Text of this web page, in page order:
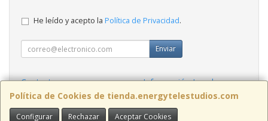
Política de Cookies de tienda.energytelestudios.com
Configurar Rechazar Aceptar Cookies
He leído y acepto la Política de Privacidad.
Enviar
Contacto
Información Legal
Política Privacidad
Política de Cookies